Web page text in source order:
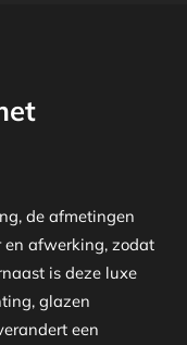
de afmetingen
en afwerking, zodat
is deze luxe
glazen
een